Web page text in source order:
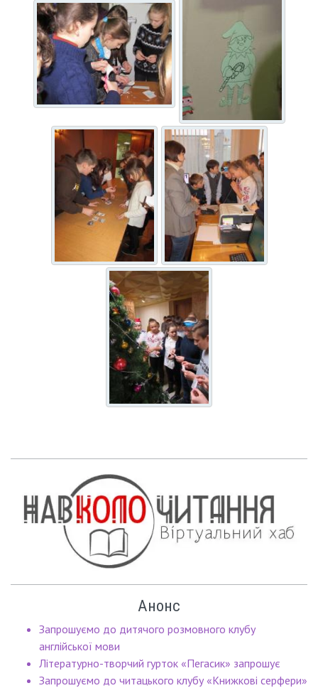
Анонс
Запрошуємо до дитячого розмовного клубу
англійської мови
Літературно-творчий гурток «Пегасик» запрошує
Запрошуємо до читацького клубу «Книжкові серфери»